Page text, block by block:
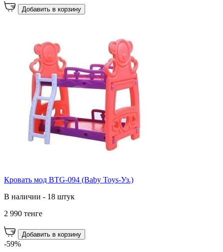
Добавить в корзину
Кровать мод BTG-094 (Baby Toys-Уз.)
В наличии - 18 штук
2 990 тенге
Добавить в корзину
-59%